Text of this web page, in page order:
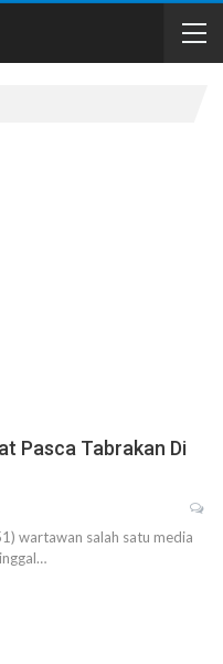
Pasca Tabrakan Di
wartawan salah satu media